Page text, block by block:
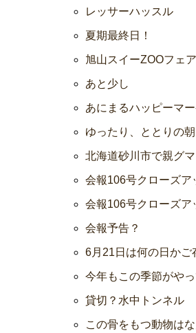
レッサーハッスル
夏期最終日！
旭山スイーZOOフェ
あと少し
あにまるハッピーマ
ゆったり、ととりの
北海道砂川市で親グ
会報106号クローズア
会報106号クローズア
会報予告？
6月21日は何の日かご
今年もこの季節がやっ
貸切？水中トンネル
この骨をもつ動物は